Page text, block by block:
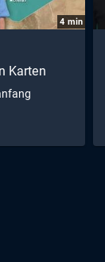
4 min
Karten